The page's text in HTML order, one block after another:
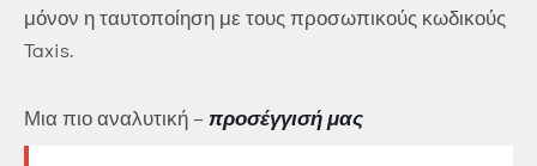
μόνον η ταυτοποίηση με τους προσωπικούς κωδικούς
Taxis.
Μια πιο αναλυτική – προσέγγισή μας